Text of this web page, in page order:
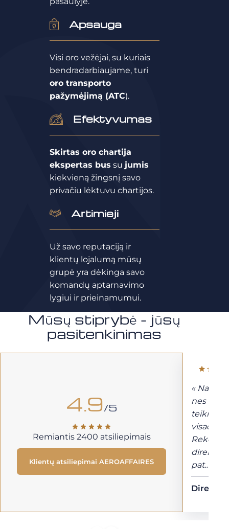
Apsauga
Visi oro vežėjai, su kuriais
bendradarbiaujame, turi
oro transporto
pažymėjimą (ATC).
Efektyvumas
Skirtas oro chartija
ekspertas bus su jumis
kiekvieną žingsnį savo
privačiu lėktuvu chartijos.
Artimieji
Už savo reputaciją ir
klientų lojalumą mūsų
grupė yra dėkinga savo
komandų aptarnavimo
lygiui ir prieinamumui.
Mūsų stiprybė - jūsų
pasitenkinimas
4.9/5
Remiantis 2400 atsiliepimais
Klientų atsiliepimai AEROAFFAIRES
«
nes esu
teikimu
visada
pat… »